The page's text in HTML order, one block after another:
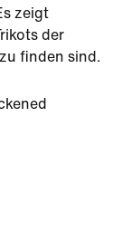
zeigt
der
finden sind.